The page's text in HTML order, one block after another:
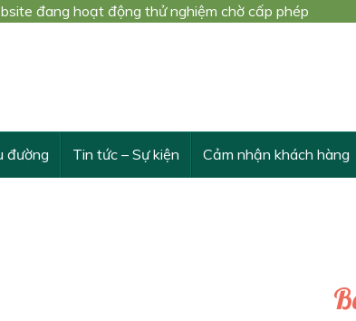
đang hoạt động thử nghiệm chờ cấp phép
đường Tin tức – Sự kiện Cảm nhận khách hàng